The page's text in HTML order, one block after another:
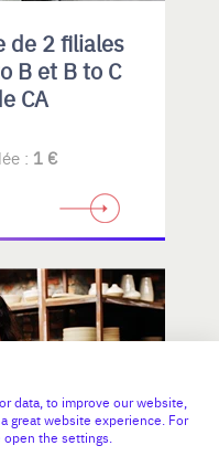
de 2 filiales
C
CA
: 1 €
data, to improve our website,
great website experience. For
the settings.